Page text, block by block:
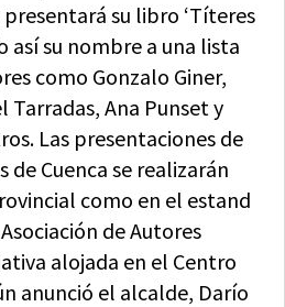
su libro ‘Títeres
así su nombre a una lista
como Gonzalo Giner,
Tarradas, Ana Punset y
Las presentaciones de
de Cuenca se realizarán
como en el estand
de Autores
alojada en el Centro
anunció el alcalde, Darío